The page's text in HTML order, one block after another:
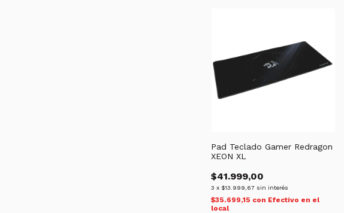
Pad Teclado Gamer Redragon
XEON XL
$41.999,00
3 x $13.999,67 sin interés
$35.699,15 con Efectivo en el
local